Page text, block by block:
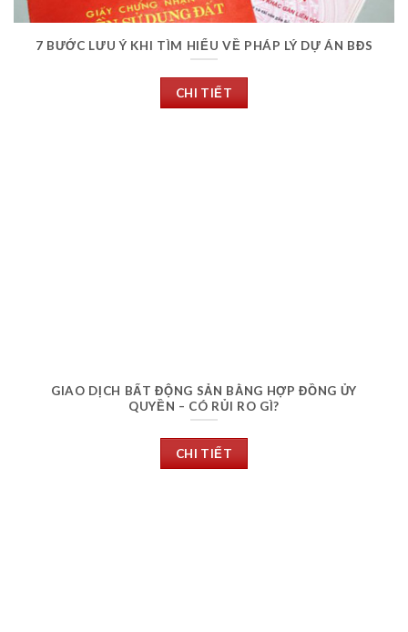
7 BƯỚC LƯU Ý KHI TÌM HIỂU VỀ PHÁP LÝ DỰ ÁN BĐS
CHI TIẾT
GIAO DỊCH BẤT ĐỘNG SẢN BẰNG HỢP ĐỒNG ỦY
QUYỀN – CÓ RỦI RO GÌ?
CHI TIẾT